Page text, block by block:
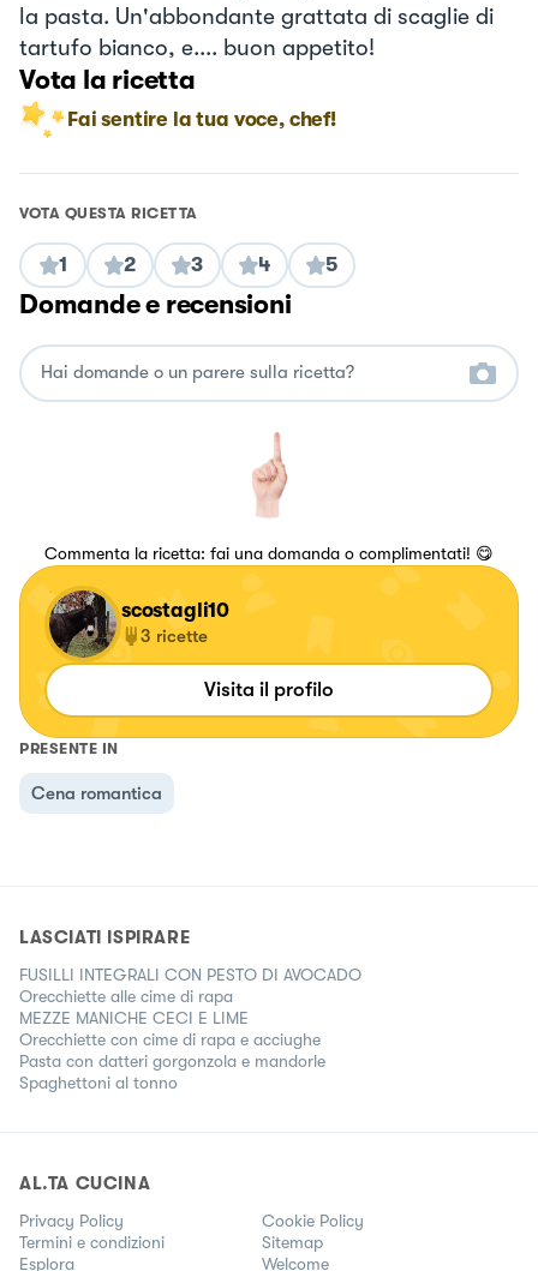
la pasta. Un'abbondante grattata di scaglie di
tartufo bianco, e.... buon appetito!
Vota la ricetta
Fai sentire la tua voce, chef!
VOTA QUESTA RICETTA
1 2 3 4 5
Domande e recensioni
Commenta la ricetta: fai una domanda o complimentati! 😋
scostagli10
3 ricette
Visita il profilo
PRESENTE IN
Cena romantica
LASCIATI ISPIRARE
FUSILLI INTEGRALI CON PESTO DI AVOCADO
Orecchiette alle cime di rapa
MEZZE MANICHE CECI E LIME
Orecchiette con cime di rapa e acciughe
Pasta con datteri gorgonzola e mandorle
Spaghettoni al tonno
AL.TA CUCINA
Privacy Policy
Cookie Policy
Termini e condizioni
Sitemap
Esplora
Welcome